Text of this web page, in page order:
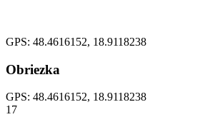
GPS: 48.4616152, 18.9118238
Obriezka
GPS: 48.4616152, 18.9118238
17